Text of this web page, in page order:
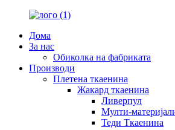
Дома
За нас
Обиколка на фабриката
Производи
Плетена ткаенина
Жакард ткаенина
Ливерпул
Мулти-
Теди Ткаенина